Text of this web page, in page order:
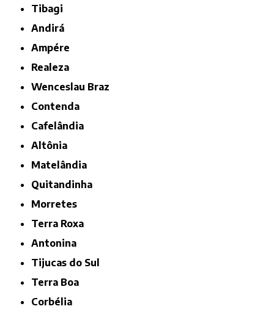
Tibagi
Andirá
Ampére
Realeza
Wenceslau Braz
Contenda
Cafelândia
Altônia
Matelândia
Quitandinha
Morretes
Terra Roxa
Antonina
Tijucas do Sul
Terra Boa
Corbélia